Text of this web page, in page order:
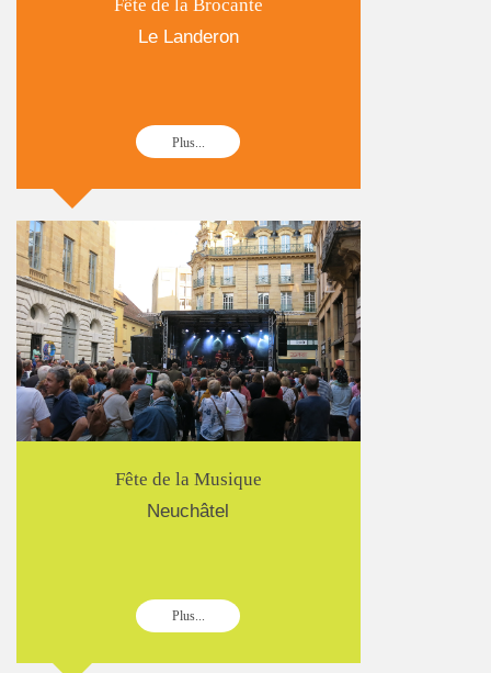
Fête de la Brocante
Le Landeron
Plus...
Fête de la Musique
Neuchâtel
Plus...